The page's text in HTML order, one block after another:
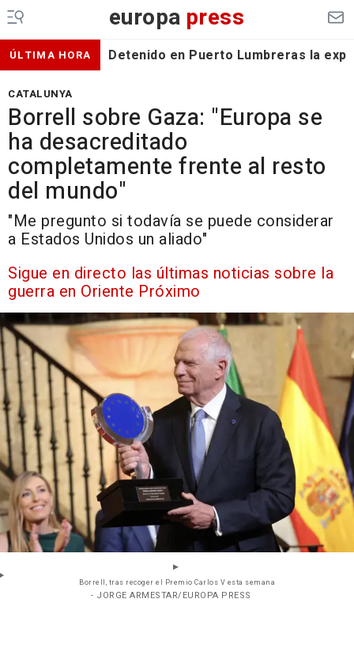
europa press
ÚLTIMA HORA Detenido en Puerto Lumbreras la
CATALUNYA
Borrell sobre Gaza: "Europa se
ha desacreditado
completamente frente al resto
del mundo"
"Me pregunto si todavía se puede considerar
a Estados Unidos un aliado"
Sigue en directo las últimas noticias sobre la
guerra en Oriente Próximo
Borrell, tras recoger el Premio Carlos V esta semana
- JORGE ARMESTAR/EUROPA PRESS